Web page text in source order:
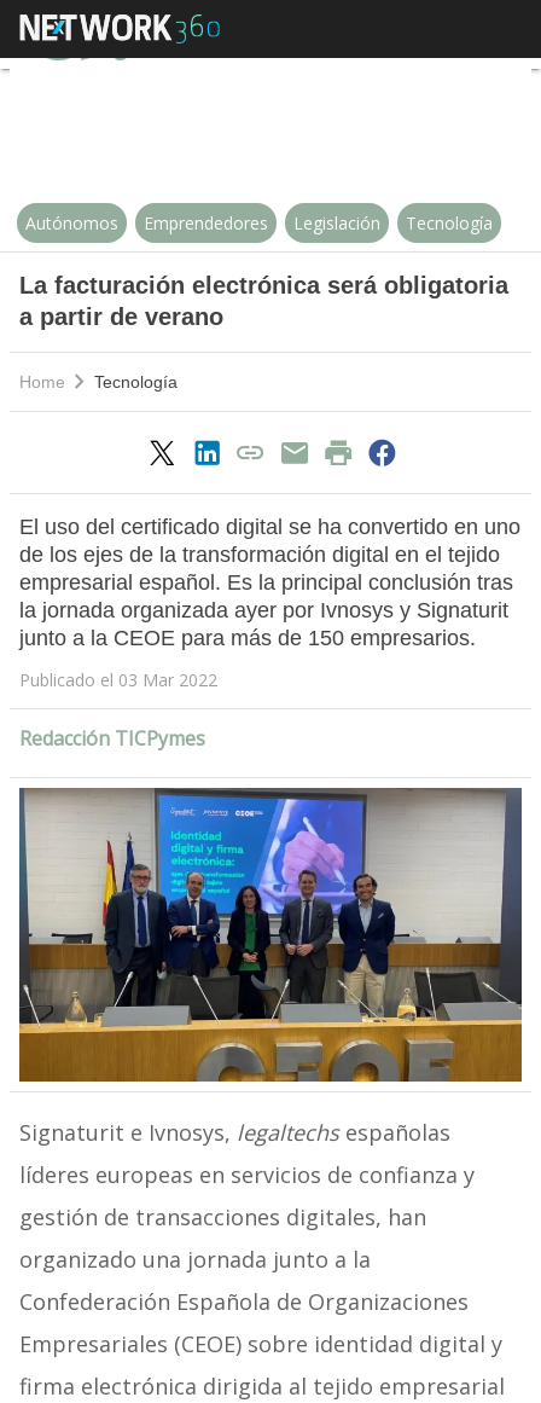
La facturación electrónica será
Autónomos Emprendedores Legislación Tecnología
La facturación electrónica será obligatoria
a partir de verano
Home Tecnología
El uso del certificado digital se ha convertido en uno
de los ejes de la transformación digital en el tejido
empresarial español. Es la principal conclusión tras
la jornada organizada ayer por Ivnosys y Signaturit
junto a la CEOE para más de 150 empresarios.
Publicado el 03 Mar 2022
Redacción TICPymes
Signaturit e Ivnosys, legaltechsespañolas
líderes europeas en servicios de confianza y
gestión de transacciones digitales, han
organizado una jornada junto a la
Confederación Española de Organizaciones
Empresariales (CEOE) sobre identidad digital y
firma electrónica dirigida al tejido empresarial